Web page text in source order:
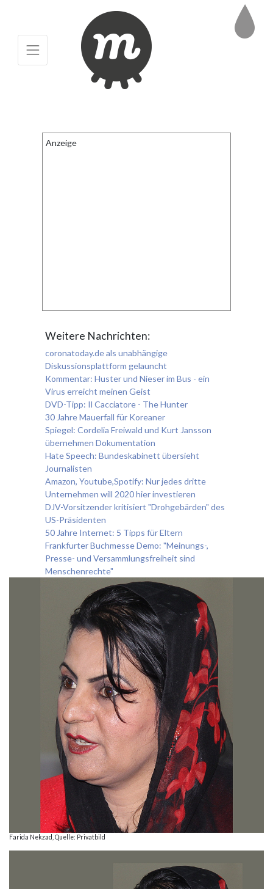
Anzeige
Weitere Nachrichten:
coronatoday.de als unabhängige
Diskussionsplattform gelauncht
Kommentar: Huster und Nieser im Bus - ein
Virus erreicht meinen Geist
DVD-Tipp: Il Cacciatore - The Hunter
30 Jahre Mauerfall für Koreaner
Spiegel: Cordelia Freiwald und Kurt Jansson
übernehmen Dokumentation
Hate Speech: Bundeskabinett übersieht
Journalisten
Amazon, Youtube,Spotify: Nur jedes dritte
Unternehmen will 2020 hier investieren
DJV-Vorsitzender kritisiert "Drohgebärden" des
US-Präsidenten
50 Jahre Internet: 5 Tipps für Eltern
Frankfurter Buchmesse Demo: "Meinungs-,
Presse- und Versammlungsfreiheit sind
Menschenrechte"
Farida Nekzad, Quelle: Privatbild